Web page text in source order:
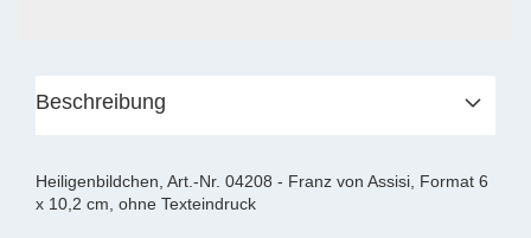
Beschreibung
Heiligenbildchen, Art.-Nr. 04208 - Franz von Assisi, Format 6
x 10,2 cm, ohne Texteindruck